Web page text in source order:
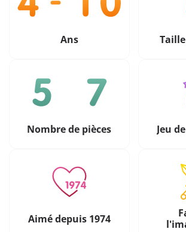
Ans
Nombre de pièces Jeu
Aimé depuis 1974